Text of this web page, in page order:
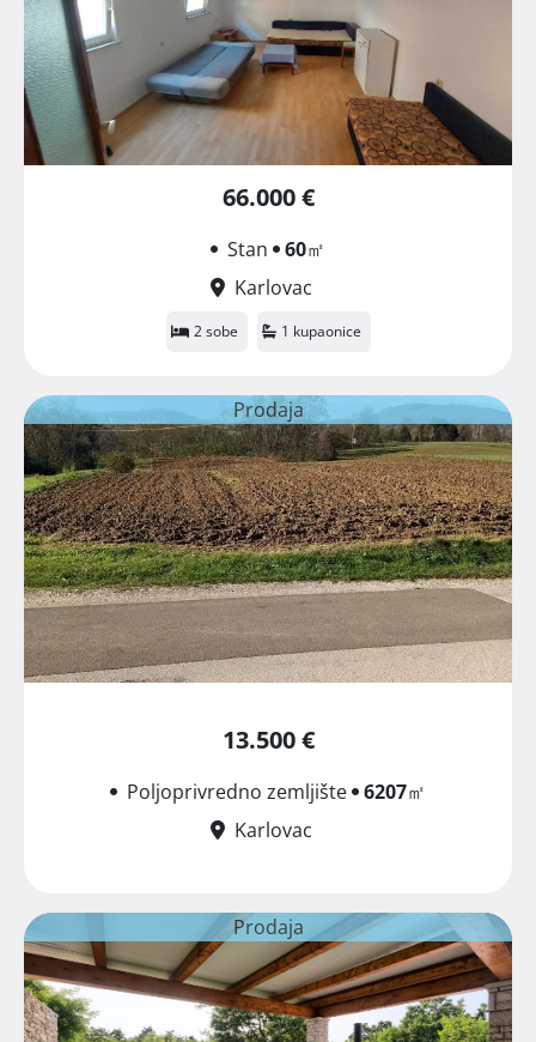
66.000 €
Stan 60㎡
Karlovac
2 sobe 1 kupaonice
Prodaja
13.500 €
Poljoprivredno zemljište 6207㎡
Karlovac
Prodaja